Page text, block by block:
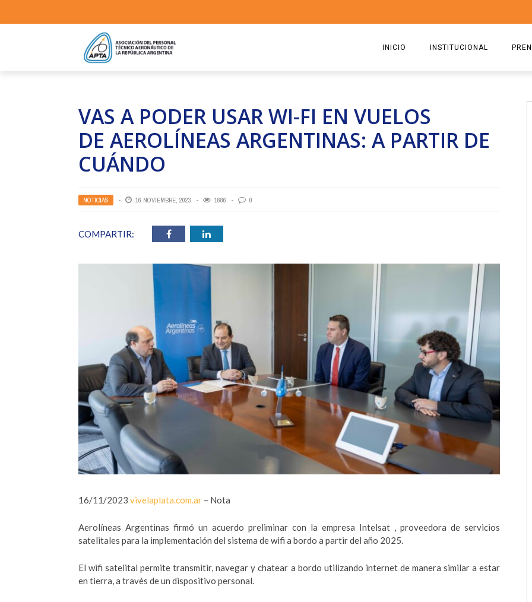
INICIO INSTITUCIONAL
ESTATUTO
COMISIÓN DIRECTIVA 2023-
VAS A PODER USAR WI-FI EN VUELOS
DE AEROLÍNEAS ARGENTINAS: A PARTIR DE
CUÁNDO
NOTICIAS 16 NOVIEMBRE, 2023 1686 0
COMPARTIR:
16/11/2023 vivelaplata.com.ar – Nota
Aerolíneas Argentinas firmó un acuerdo preliminar con la empresa Intelsat , proveedora de servicios
satelitales para la implementación del sistema de wifi a bordo a partir del año 2025.
El wifi satelital permite transmitir, navegar y chatear a bordo utilizando internet de manera similar a estar
en tierra, a través de un dispositivo personal.